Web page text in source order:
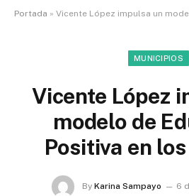
Portada » Vicente López impulsa un modelo de
MUNICIPIOS
Vicente López
modelo de
Positiva en
By Karina Sampayo
6